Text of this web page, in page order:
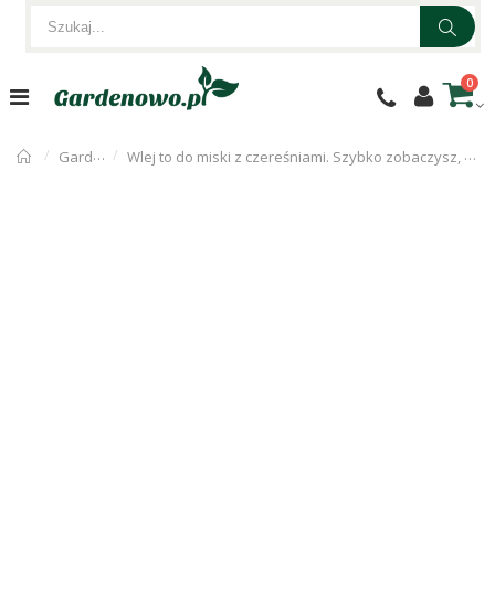
0
Gardenowo Wlej to do miski z czereśniami. Szybko zobaczysz, co zacznie z nich wychodzić